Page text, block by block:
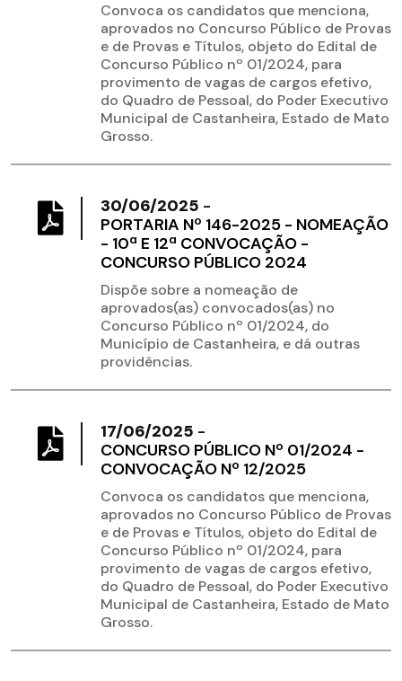
Convoca os candidatos que menciona,
aprovados no Concurso Público de Provas
e de Provas e Títulos, objeto do Edital de
Concurso Público nº 01/2024, para
provimento de vagas de cargos efetivo,
do Quadro de Pessoal, do Poder Executivo
Municipal de Castanheira, Estado de Mato
Grosso.
30/06/2025 -
PORTARIA Nº 146-2025 - NOMEAÇÃO
- 10ª E 12ª CONVOCAÇÃO -
CONCURSO PÚBLICO 2024
Dispõe sobre a nomeação de
aprovados(as) convocados(as) no
Concurso Público nº 01/2024, do
Município de Castanheira, e dá outras
providências.
17/06/2025 -
CONCURSO PÚBLICO Nº 01/2024 -
CONVOCAÇÃO Nº 12/2025
Convoca os candidatos que menciona,
aprovados no Concurso Público de Provas
e de Provas e Títulos, objeto do Edital de
Concurso Público nº 01/2024, para
provimento de vagas de cargos efetivo,
do Quadro de Pessoal, do Poder Executivo
Municipal de Castanheira, Estado de Mato
Grosso.